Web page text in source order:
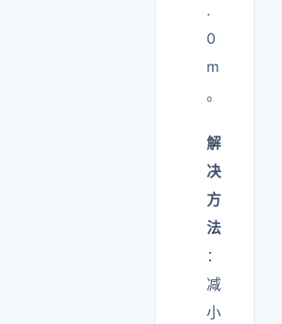
.
0
m
。
解
决
方
法
：
减
小